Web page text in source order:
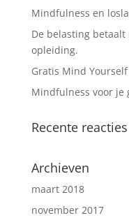
Mindfulness en
De belasting
opleiding.
Gratis Mind
Mindfulness voor je
Recente reacties
Archieven
maart 2018
november 2017